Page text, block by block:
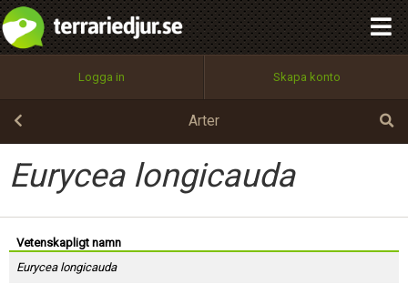
Logga in Skapa konto
Arter
Eurycea longicauda
Vetenskapligt namn
Eurycea longicauda
Utför
100%
OK
integritetspolicy
Namn:
Epost:
Användarnamn:
Lösenord:
Begär nytt lösenord
Tillbaka till förstasidan